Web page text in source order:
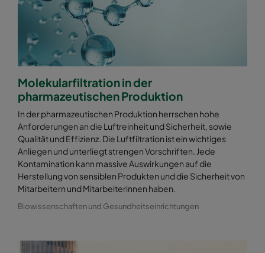
Molekularfiltration in der
pharmazeutischen Produktion
In der pharmazeutischen Produktion herrschen hohe
Anforderungen an die Luftreinheit und Sicherheit, sowie
Qualität und Effizienz. Die Luftfiltration ist ein wichtiges
Anliegen und unterliegt strengen Vorschriften. Jede
Kontamination kann massive Auswirkungen auf die
Herstellung von sensiblen Produkten und die Sicherheit von
Mitarbeitern und Mitarbeiterinnen haben.
Biowissenschaften und Gesundheitseinrichtungen